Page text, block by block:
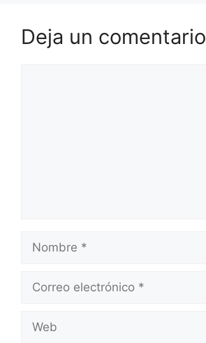
Deja un comentario
Nombre
Correo
Web